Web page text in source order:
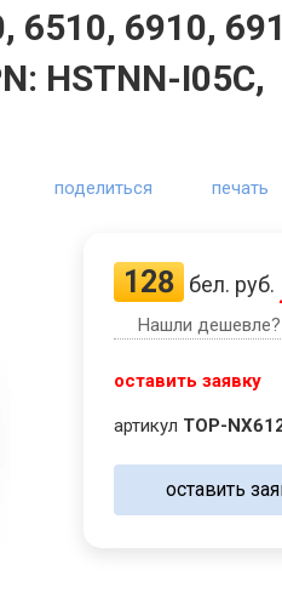
6510, 6910,
HSTNN-I05C,
поделиться печать
128 бел. руб.
Нашли дешевле?
оставить заявку
артикул TOP-
оставить